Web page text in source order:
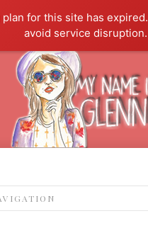
for this site has expired.
avoid service disruption.